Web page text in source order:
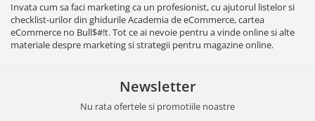
Invata cum sa faci marketing ca un profesionist, cu ajutorul listelor si
checklist-urilor din ghidurile Academia de eCommerce, cartea
eCommerce no Bull$#!t. Tot ce ai nevoie pentru a vinde online si alte
materiale despre marketing si strategii pentru magazine online.
Newsletter
Nu rata ofertele si promotiile noastre